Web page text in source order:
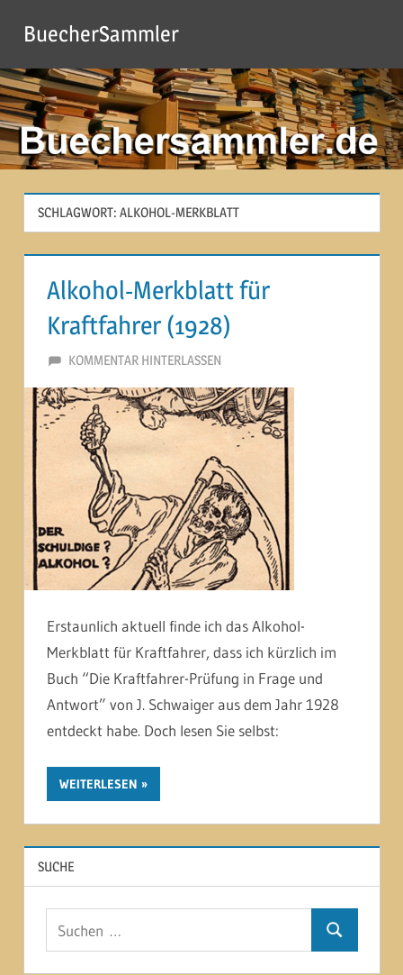
Inhalt
springen
BuecherSammler
SCHLAGWORT: ALKOHOL-MERKBLATT
Alkohol-Merkblatt für
Kraftfahrer (1928)
19. JUNI 2014
MARTINA BERG
KOMMENTAR HINTERLASSEN
Erstaunlich aktuell finde ich das Alkohol-
Merkblatt für Kraftfahrer, dass ich kürzlich im
Buch “Die Kraftfahrer-Prüfung in Frage und
Antwort” von J. Schwaiger aus dem Jahr 1928
entdeckt habe. Doch lesen Sie selbst:
WEITERLESEN
SUCHE
Suchen